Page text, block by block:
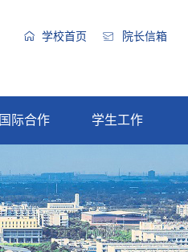
学校首页 院长信箱
国际合作 学生工作